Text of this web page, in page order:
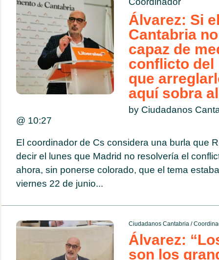
Álvarez: Si
Cantabria
capaz de
conflicto del
que
aquí sobra
by Ciudadanos
@ 10:27
El coordinador de Cs considera una burla que
decir el lunes que Madrid no resolvería el
ahora, sin ponerse colorado, que el tema
viernes 22 de junio...
Ciudadanos Cantabria/
Álvarez:
son los